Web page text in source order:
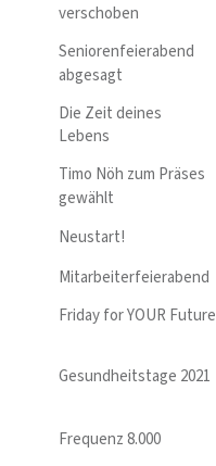
verschoben
Seniorenfeierabend
abgesagt
Die Zeit deines
Lebens
Timo Nöh zum Präses
gewählt
Neustart!
Mitarbeiterfeierabend
Friday for YOUR Future
Gesundheitstage 2021
Frequenz 8.000